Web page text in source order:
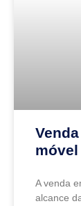
A venda
alcance